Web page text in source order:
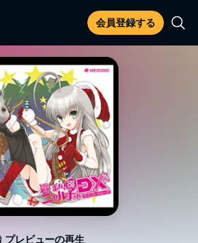
会員登録する
プレビューの再生